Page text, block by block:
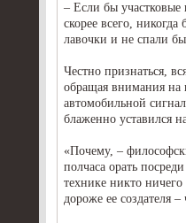
– Если бы участковые
скорее всего,
лавочки и не спали
Честно признаться,
обращая внимания на
автомобильной
блаженно уставился
«Почему, –
полчаса орать
технике никто
дороже ее создателя –